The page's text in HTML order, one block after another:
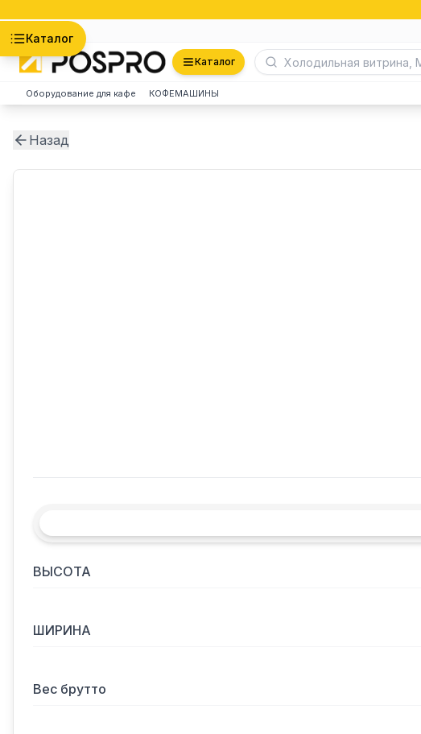
Каталог
Каталог
Оборудование для кафе КОФЕМАШИНЫ
Назад
ВЫСОТА
ШИРИНА
Вес брутто